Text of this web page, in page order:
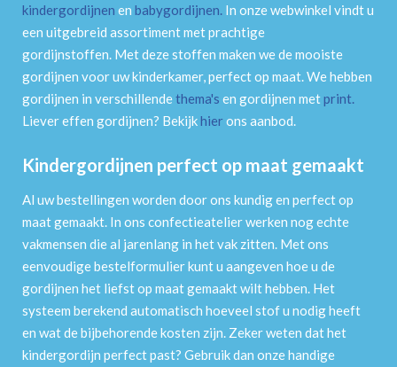
kindergordijnen en babygordijnen. In onze webwinkel vindt u
een uitgebreid assortiment met prachtige
gordijnstoffen. Met deze stoffen maken we de mooiste
gordijnen voor uw kinderkamer, perfect op maat. We hebben
gordijnen in verschillendethema's en gordijnen metprint.
Liever effen gordijnen? Bekijkhierons aanbod.
Kindergordijnen perfect op maat gemaakt
Al uw bestellingen worden door ons kundig en perfect op
maat gemaakt. In ons confectieatelier werken nog echte
vakmensen die al jarenlang in het vak zitten. Met ons
eenvoudige bestelformulier kunt u aangeven hoe u de
gordijnen het liefst op maat gemaakt wilt hebben. Het
systeem berekend automatisch hoeveel stof u nodig heeft
en wat de bijbehorende kosten zijn. Zeker weten dat het
kindergordijn perfect past? Gebruik dan onze handige